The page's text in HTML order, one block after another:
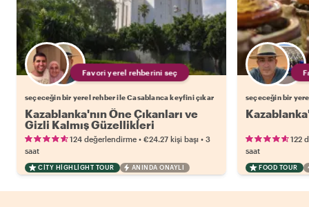
Favori yerel rehberini seç
seçeceğin bir yerel rehber ile Casablanca keyfini çıkar
Kazablanka'nın Öne Çıkanları ve
Gizli Kalmış Güzellikleri
124 değerlendirme • €24.27 kişi başı • 3
saat
CITY HIGHLIGHT TOUR ANINDA ONAYLI
seçeceğin bir
122
saat
FOOD TOUR